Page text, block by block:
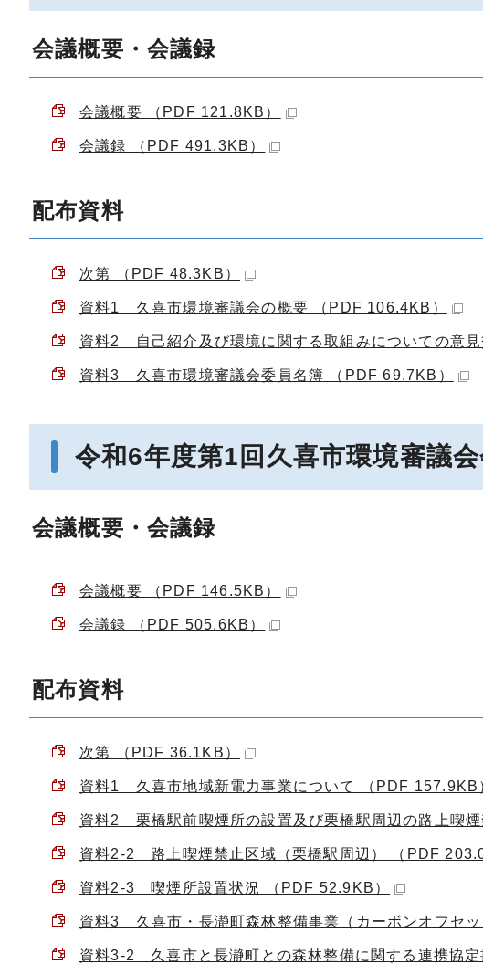
会議概要・会議録
会議概要 （PDF 121.8KB）
会議録 （PDF 491.3KB）
配布資料
次第 （PDF 48.3KB）
資料1 久喜市環境審議会の概要 （PDF 106.4KB）
資料2 自己紹介及び環境に関する取組みについての意見
資料3 久喜市環境審議会委員名簿 （PDF 69.7KB）
令和6年度第1回久喜市環境審議
会議概要・会議録
会議概要 （PDF 146.5KB）
会議録 （PDF 505.6KB）
配布資料
次第 （PDF 36.1KB）
資料1 久喜市地域新電力事業について （PDF 157.9KB
資料2 栗橋駅前喫煙所の設置及び栗橋駅周辺の路上喫
資料2-2 路上喫煙禁止区域（栗橋駅周辺） （PDF
資料2-3 喫煙所設置状況 （PDF 52.9KB）
資料3 久喜市・長瀞町森林整備事業（カーボンオフセ
資料3-2 久喜市と長瀞町との森林整備に関する連携協定